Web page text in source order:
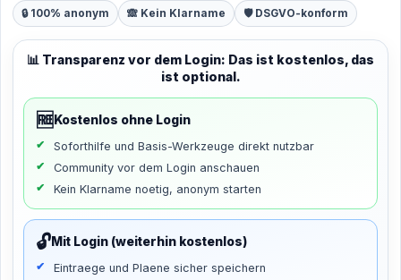
🔒 100% anonym 🙈 Kein Klarname 🛡️ DSGVO-konform
📊 Transparenz vor dem Login: Das ist kostenlos, das
ist optional.
🆓 Kostenlos ohne Login
Soforthilfe und Basis-Werkzeuge direkt nutzbar
Community vor dem Login anschauen
Kein Klarname noetig, anonym starten
🔓Mit Login (weiterhin kostenlos)
Eintraege und Plaene sicher speichern